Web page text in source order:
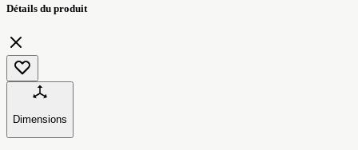
Détails du produit
Dimensions